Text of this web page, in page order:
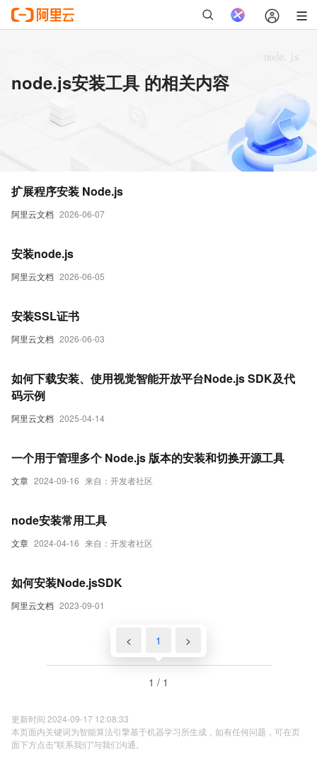
node.js安装工具 的相关内容
阿里云文档 2026-06-07
扩展程序安装 Node.js
阿里云文档 2026-06-05
安装node.js
阿里云文档 2026-06-03
安装SSL证书
阿里云文档 2025-04-14
如何下载安装、使用视觉智能开放平台Node.js SDK及代
码示例
文章 2024-09-16 来自：开发者社区
一个用于管理多个 Node.js 版本的安装和切换开源工具
文章 2024-04-16 来自：开发者社区
node安装常用工具
阿里云文档 2023-09-01
如何安装Node.jsSDK
< 1 >
1 / 1
更新时间 2024-09-17 12:08:33
本页面内关键词为智能算法引擎基于机器学习所生成，如有任何问题，可在页
面下方点击"联系我们"与我们沟通。